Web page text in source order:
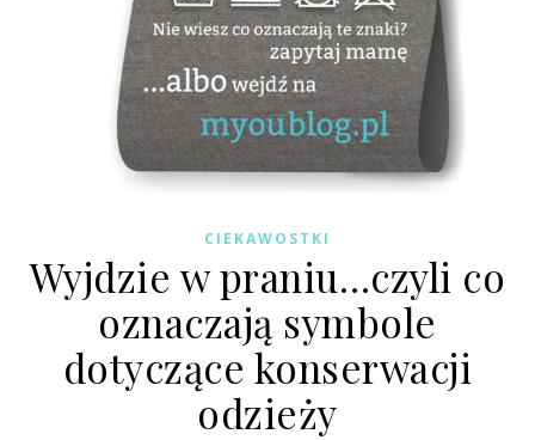
CIEKAWOSTKI
Wyjdzie w praniu…czyli co
oznaczają symbole
dotyczące konserwacji
odzieży